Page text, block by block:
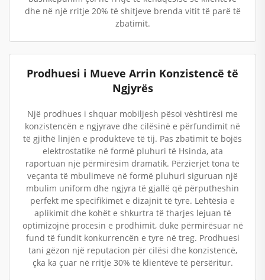
dhe në një rritje 20% të shitjeve brenda vitit të parë të
zbatimit.
Prodhuesi i Mueve Arrin Konzistencë të
Ngjyrës
Një prodhues i shquar mobiljesh pësoi vështirësi me
konzistencën e ngjyrave dhe cilësinë e përfundimit në
të gjithë linjën e produkteve të tij. Pas zbatimit të bojës
elektrostatike në formë pluhuri të Hsinda, ata
raportuan një përmirësim dramatik. Përzierjet tona të
veçanta të mbulimeve në formë pluhuri siguruan një
mbulim uniform dhe ngjyra të gjallë që përputheshin
perfekt me specifikimet e dizajnit të tyre. Lehtësia e
aplikimit dhe kohët e shkurtra të tharjes lejuan të
optimizojnë procesin e prodhimit, duke përmirësuar në
fund të fundit konkurrencën e tyre në treg. Prodhuesi
tani gëzon një reputacion për cilësi dhe konzistencë,
çka ka çuar në rritje 30% të klientëve të përsëritur.